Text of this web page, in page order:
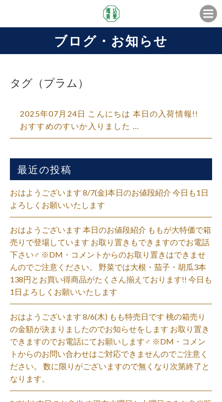
ブログ・お知らせ
タグ（プラム）
2025年07月24日 こんにちは 本日の入荷情報!!
おすすめのすいか入りました …
最近の投稿
おはようございます 8/7(金)本日のお値段紹介 今日も1日
よろしくお願いいたします
おはようございます 本日のお値段紹介 ももが大特価で箱
売りで登場しています お取り置きもできますのでお電話
下さい‍♂️ ※DM・コメントからのお取り置きはできませ
んのでご注意ください。 野菜では大根・茄子・胡瓜3本
138円とお買い得商品がたくさん揃えております!! 今日も
1日よろしくお願いいたします
おはようございます 8/6(木) もも特売日です 桃の箱売り
の金額が決まりましたのでお知らせをします お取り置き
できますのでお電話にてお願いします‍♂️ ※DM・コメン
トからのお問い合わせはご対応できませんのでご注意く
ださい。 数に限りがございますので無くなり次第終了と
なります。